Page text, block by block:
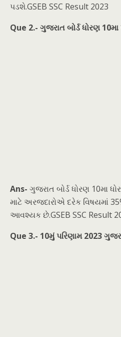
પડશે.GSEB SSC Result 2023
Que 2.- ગુજરાત બોર્ડ ધોરણ
Ans- ગુજરાત બોર્ડ ધોરણ 10મા
માટે અરજદારોએ દરેક વિષયમાં
આવશ્યક છે.GSEB SSC Result
Que 3.- 10મું પરિણામ 2023